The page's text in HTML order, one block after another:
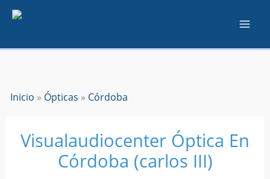
Inicio » Ópticas » Córdoba
Visualaudiocenter Óptica En
Córdoba (carlos III)